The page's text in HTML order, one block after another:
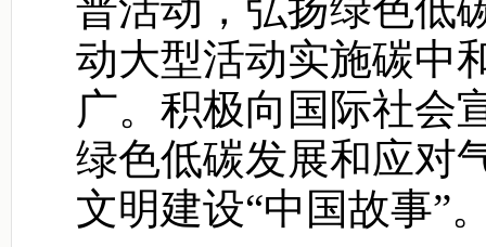
动大型活动实施碳中
广。积极向国际社会
绿色低碳发展和应对
文明建设“中国故事”